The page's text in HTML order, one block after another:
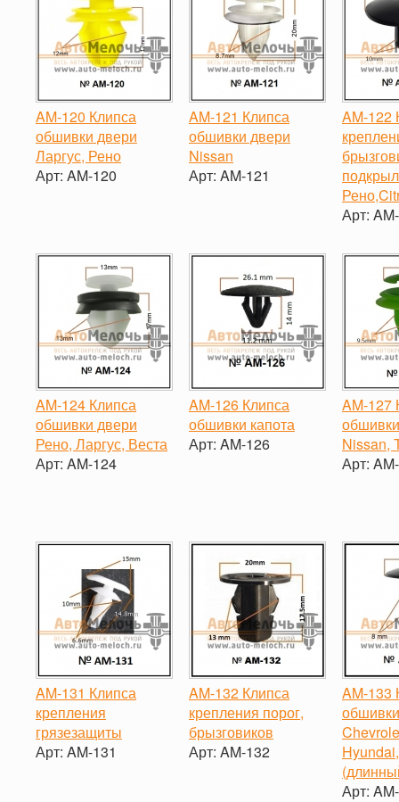
AM-120 Клипса
обшивки двери
Ларгус, Рено
Арт: AM-120
AM-121 Клипса
обшивки двери
Nissan
Арт: AM-121
AM-122
Арт:
-
AM-124 Клипса
обшивки двери
Рено, Ларгус, Веста
Арт: AM-124
AM-126 Клипса
обшивки капота
Арт: AM-126
AM-127
Nissan,
Арт:
AM-131 Клипса
крепления
грязезащиты
Арт: AM-131
AM-132 Клипса
крепления порог,
брызговиков
Арт: AM-132
AM-133
Арт: